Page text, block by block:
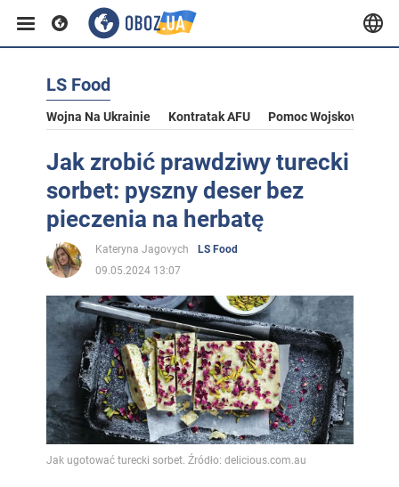
LS Food
Wojna Na Ukrainie Kontratak AFU Pomoc Wojskowa Dla
Jak zrobić prawdziwy turecki
sorbet: pyszny deser bez
pieczenia na herbatę
Kateryna Jagovych
LS Food
09.05.2024 13:07
Jak ugotować turecki sorbet. Źródło: delicious.com.au